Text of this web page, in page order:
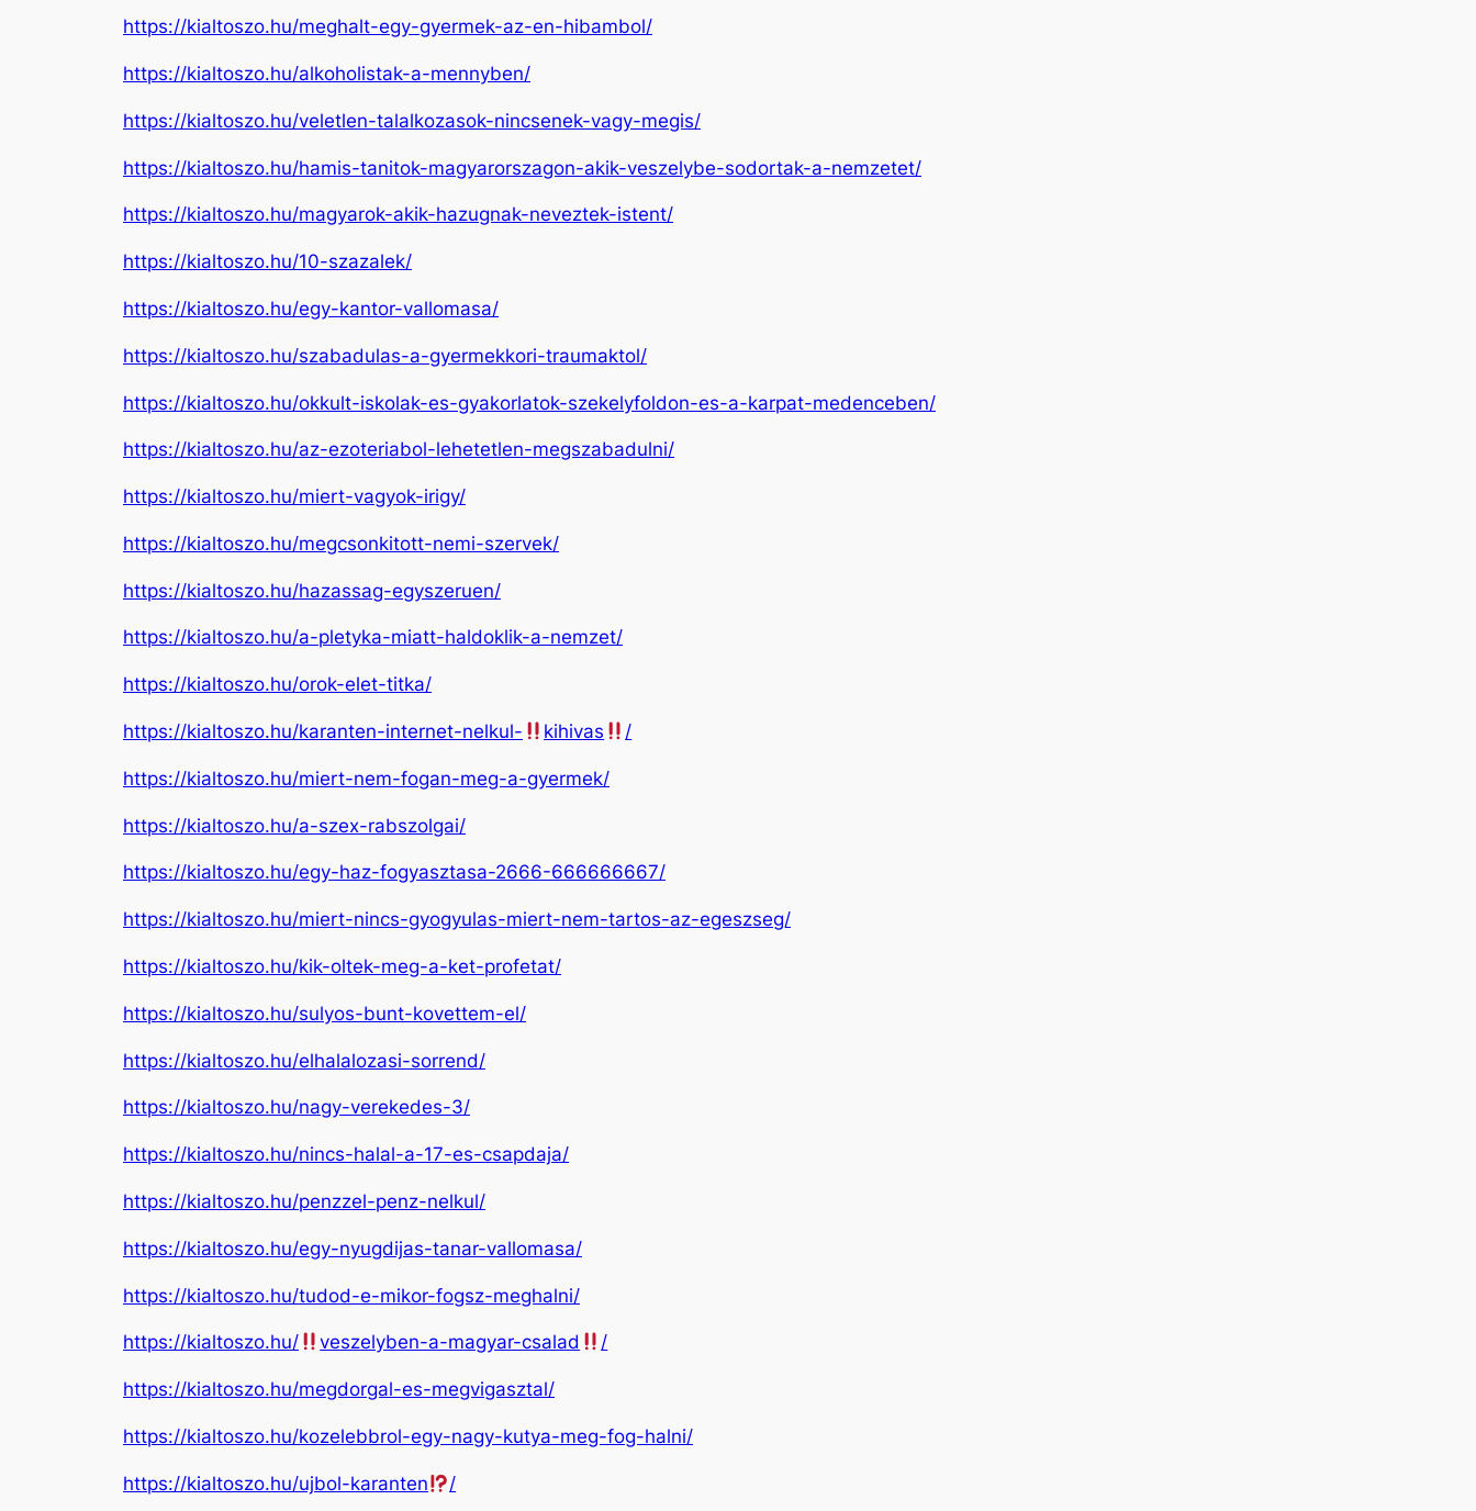
https://kialtoszo.hu/meghalt-egy-gyermek-az-en-hibambol/
https://kialtoszo.hu/alkoholistak-a-mennyben/
https://kialtoszo.hu/veletlen-talalkozasok-nincsenek-vagy-megis/
https://kialtoszo.hu/hamis-tanitok-magyarorszagon-akik-veszelybe-sodortak-a-nemzetet/
https://kialtoszo.hu/magyarok-akik-hazugnak-neveztek-istent/
https://kialtoszo.hu/10-szazalek/
https://kialtoszo.hu/egy-kantor-vallomasa/
https://kialtoszo.hu/szabadulas-a-gyermekkori-traumaktol/
https://kialtoszo.hu/okkult-iskolak-es-gyakorlatok-szekelyfoldon-es-a-karpat-medenceben/
https://kialtoszo.hu/az-ezoteriabol-lehetetlen-megszabadulni/
https://kialtoszo.hu/miert-vagyok-irigy/
https://kialtoszo.hu/megcsonkitott-nemi-szervek/
https://kialtoszo.hu/hazassag-egyszeruen/
https://kialtoszo.hu/a-pletyka-miatt-haldoklik-a-nemzet/
https://kialtoszo.hu/orok-elet-titka/
https://kialtoszo.hu/karanten-internet-nelkul- kihivas /
https://kialtoszo.hu/miert-nem-fogan-meg-a-gyermek/
https://kialtoszo.hu/a-szex-rabszolgai/
https://kialtoszo.hu/egy-haz-fogyasztasa-2666-666666667/
https://kialtoszo.hu/miert-nincs-gyogyulas-miert-nem-tartos-az-egeszseg/
https://kialtoszo.hu/kik-oltek-meg-a-ket-profetat/
https://kialtoszo.hu/sulyos-bunt-kovettem-el/
https://kialtoszo.hu/elhalalozasi-sorrend/
https://kialtoszo.hu/nagy-verekedes-3/
https://kialtoszo.hu/nincs-halal-a-17-es-csapdaja/
https://kialtoszo.hu/penzzel-penz-nelkul/
https://kialtoszo.hu/egy-nyugdijas-tanar-vallomasa/
https://kialtoszo.hu/tudod-e-mikor-fogsz-meghalni/
https://kialtoszo.hu/ veszelyben-a-magyar-csalad /
https://kialtoszo.hu/megdorgal-es-megvigasztal/
https://kialtoszo.hu/kozelebbrol-egy-nagy-kutya-meg-fog-halni/
https://kialtoszo.hu/ujbol-karanten /